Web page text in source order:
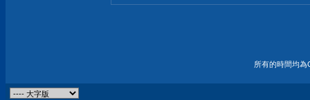
所有的時間均為